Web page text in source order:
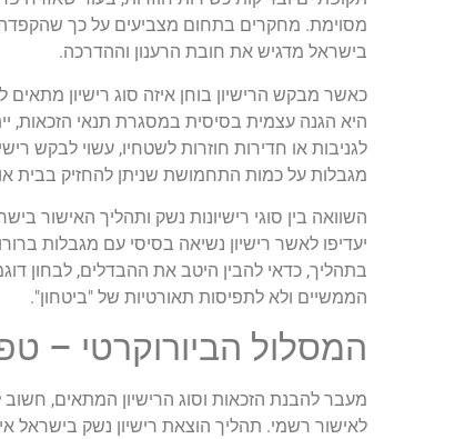
מסוימת. מחקרים בתחום מצביעים על כך שהקפדה
בישראל מדגיש את חובת הרענון וההדרכה.
כאשר מבקש הרישיון בוחן איזה סוג רישיון
היא הגנה עצמית בסיסית במסגרת תנאי הזכאות,
לגניבות או חדירות חוזרות לשטחיו, עשוי לבקש
מגבלות על כמות התחמושת שניתן להחזיק בבית
השוואה בין סוגי רישיונות נשק ותהליך האישור
יעדיפו לאשר רישיון נשיאה בסיסי עם מגבלות
בתהליך, כדאי להבין היטב את ההבדלים, לבחון
הממשיים ולא לתפיסות תאורטיות של "ביטחון".
המסלול הביורוקרטי –
מעבר להבנת הזכאות וסוג הרישיון המתאים,
לאישור רשמי. תהליך הוצאת רישיון נשק בישראל